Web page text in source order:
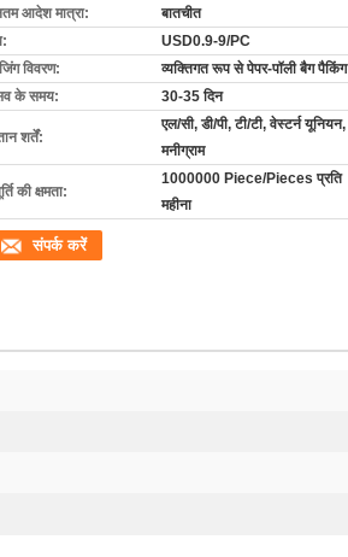
आदेश मात्रा:
बातचीत
USD0.9-9/PC
विवरण:
व्यक्तिगत रूप से पेपर-पॉली बैग पैकिंग
के समय:
30-35 दिन
शर्तें:
एल/सी, डी/पी, टी/टी, वेस्टर्न यूनियन,
मनीग्राम
की क्षमता:
1000000 Piece/Pieces प्रति
महीना
संपर्क करें